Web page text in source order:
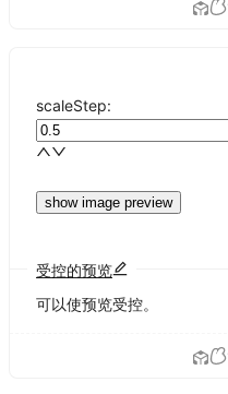
scaleStep:
show image preview
受控的预览
可以使预览受控。